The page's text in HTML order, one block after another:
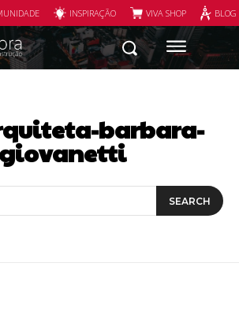
INSPIRAÇÃO VIVA SHOP
barbara-
giovanetti
SEARCH